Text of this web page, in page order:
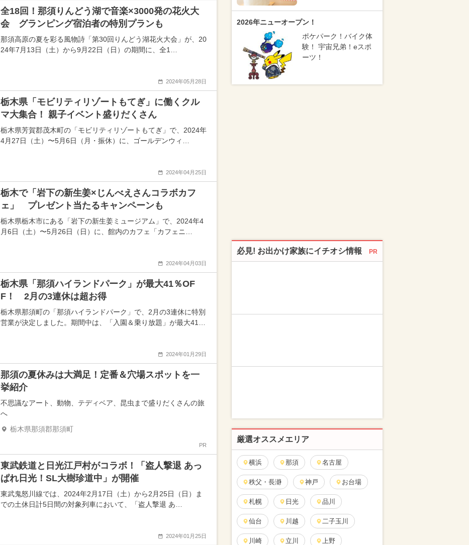
全18回！那須りんどう湖で音楽×3000発の花火大
会 グランピング宿泊者の特別プランも
那須高原の夏を彩る風物詩「第30回りんどう湖花火大会」が、20
24年7月13日（土）から9月22日（日）の期間に、全1…
2024年05月28日
栃木県「モビリティリゾートもてぎ」に働くクル
マ大集合！ 親子イベント盛りだくさん
栃木県芳賀郡茂木町の「モビリティリゾートもてぎ」で、2024年
4月27日（土）〜5月6日（月・振休）に、ゴールデンウィ…
2024年04月25日
栃木で「岩下の新生姜×じんべえさんコラボカフ
ェ」 プレゼント当たるキャンペーンも
栃木県栃木市にある「岩下の新生姜ミュージアム」で、2024年4
月6日（土）〜5月26日（日）に、館内のカフェ「カフェニ…
2024年04月03日
栃木県「那須ハイランドパーク」が最大41％OF
F！ 2月の3連休は超お得
栃木県那須町の「那須ハイランドパーク」で、2月の3連休に特別
営業が決定しました。期間中は、「入園＆乗り放題」が最大41…
2024年01月29日
那須の夏休みは大満足！定番＆穴場スポットを一
挙紹介
不思議なアート、動物、テディベア、昆虫まで盛りだくさんの旅
へ
栃木県那須郡那須町
PR
東武鉄道と日光江戸村がコラボ！「盗人撃退 あっ
ぱれ日光！SL大樹珍道中」が開催
東武鬼怒川線では、2024年2月17日（土）から2月25日（日）ま
での土休日計5日間の対象列車において、「盗人撃退 あ…
2024年01月25日
2026年ニューオープン！
ポケパーク！バイク体
験！ 宇宙兄弟！eスポ
ーツ！
必見! お出かけ家族にイチオシ情報 PR
厳選オススメエリア
横浜 那須 名古屋
秩父・長瀞 神戸 お台場
札幌 日光 品川
仙台 川越 二子玉川
川崎 立川 上野